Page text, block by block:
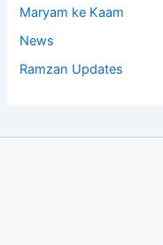
Maryam ke Kaam
News
Ramzan Updates